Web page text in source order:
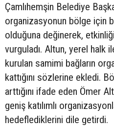
Çamlıhemşin Belediye
organizasyonun bölge için
olduğuna değinerek,
vurguladı. Altun, yerel halk
kurulan samimi bağların
kattığını sözlerine ekledi.
arttığını ifade eden Ömer
geniş katılımlı
hedeflediklerini dile getirdi.